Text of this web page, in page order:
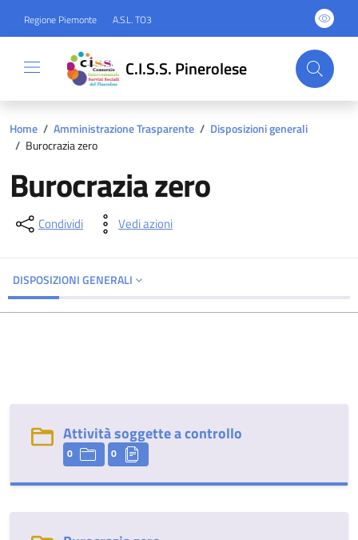
Regione Piemonte A.S.L. TO3
C.I.S.S. Pinerolese
Home / Amministrazione Trasparente / Disposizioni generali
/ Burocrazia zero
Burocrazia zero
Condividi Vedi azioni
DISPOSIZIONI GENERALI
Attività soggette a controllo
0 0